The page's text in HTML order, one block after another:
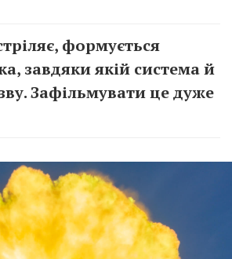
формується
завдяки якій система й
Зафільмувати це дуже